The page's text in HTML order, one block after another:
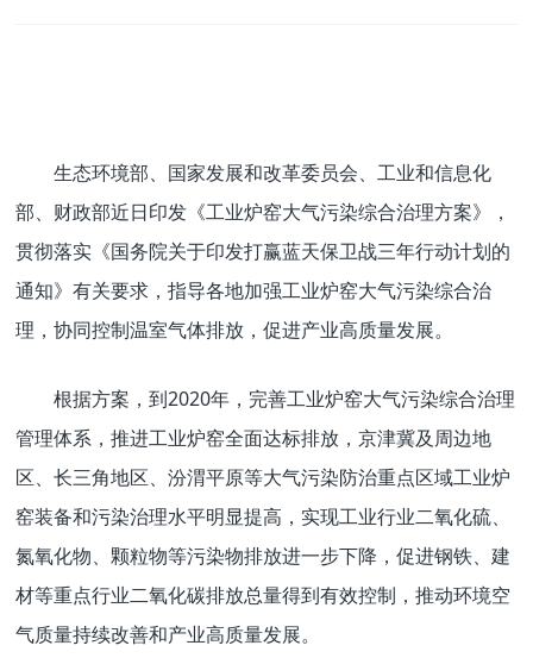
生态环境部、国家发展和改革委员会、工业和信息化
部、财政部近日印发《工业炉窑大气污染综合治理方案》，
贯彻落实《国务院关于印发打赢蓝天保卫战三年行动计划的
通知》有关要求，指导各地加强工业炉窑大气污染综合治
理，协同控制温室气体排放，促进产业高质量发展。
根据方案，到2020年，完善工业炉窑大气污染综合治理
管理体系，推进工业炉窑全面达标排放，京津冀及周边地
区、长三角地区、汾渭平原等大气污染防治重点区域工业炉
窑装备和污染治理水平明显提高，实现工业行业二氧化硫、
氮氧化物、颗粒物等污染物排放进一步下降，促进钢铁、建
材等重点行业二氧化碳排放总量得到有效控制，推动环境空
气质量持续改善和产业高质量发展。